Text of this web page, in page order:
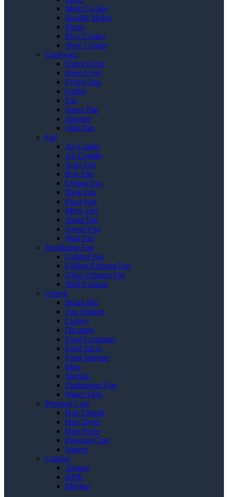
Multi Cooker
Noodle Maker
Presto
Rice Cooker
Slow Cooker
Cookware
Dutch Oven
Deep Fryer
Frying Pan
Griller
Pan
Sauce Pan
Steamer
Wok Pan
Fan
Air Cooler
Air Curtain
Auto Fan
Box Fan
Ceiling Fan
Desk Fan
Floor Fan
Misty Fan
Stand Fan
Tower Fan
Wall Fan
Ventilating Fan
Cabinet Fan
Ceiling Exhaust Fan
Glass Exhaust Fan
Wall Exhaust
Utensil
Bread Bin
Can Opener
Cutlery
Decanter
Food Container
Food Slicer
Food Warmer
Mug
Spatula
Timbangan Kue
Water Tank
Personal Care
Hair Clipper
Hair Dryer
Hair Styler
Personal Care
Shaver
Catalog
Ariston
KDK
Miyako